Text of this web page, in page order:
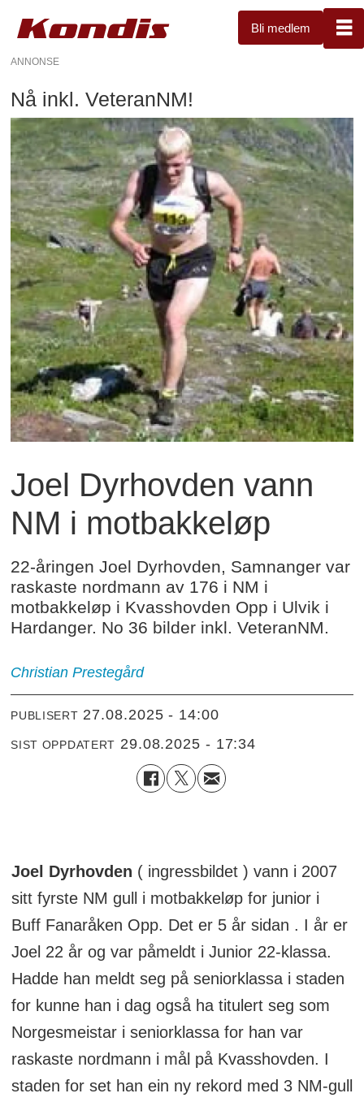
Bli medlem
ANNONSE
Nå inkl. VeteranNM!
Joel Dyrhovden vann
NM i motbakkeløp
22-åringen Joel Dyrhovden, Samnanger var
raskaste nordmann av 176 i NM i
motbakkeløp i Kvasshovden Opp i Ulvik i
Hardanger. No 36 bilder inkl. VeteranNM.
Christian Prestegård
PUBLISERT 27.08.2025 - 14:00
SIST OPPDATERT 29.08.2025 - 17:34
Joel Dyrhovden ( ingressbildet ) vann i 2007
sitt fyrste NM gull i motbakkeløp for junior i
Buff Fanaråken Opp. Det er 5 år sidan . I år er
Joel 22 år og var påmeldt i Junior 22-klassa.
Hadde han meldt seg på seniorklassa i staden
for kunne han i dag også ha titulert seg som
Norgesmeistar i seniorklassa for han var
raskaste nordmann i mål på Kvasshovden. I
staden for set han ein ny rekord med 3 NM-gull